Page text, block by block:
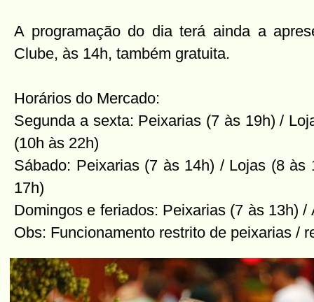
A programação do dia terá ainda a
Clube, às 14h, também gratuita.
Horários do Mercado:
Segunda a sexta: Peixarias (7 às 19h) /
(10h às 22h)
Sábado: Peixarias (7 às 14h) / Lojas (8 às
17h)
Domingos e feriados: Peixarias (7 às 13h) /
Obs: Funcionamento restrito de peixarias /